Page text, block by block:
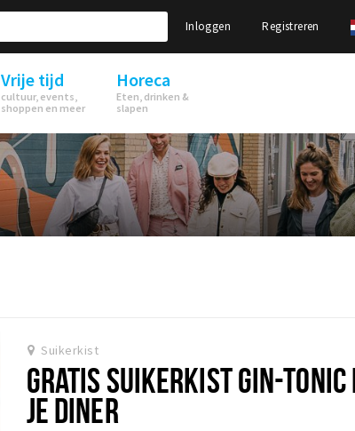
Inloggen Registreren
Vrije tijd
cultuur, events,
shoppen en meer
Horeca
Eten, drinken &
slapen
Suikerkist
GRATIS SUIKERKIST GIN-TONIC
JE DINER